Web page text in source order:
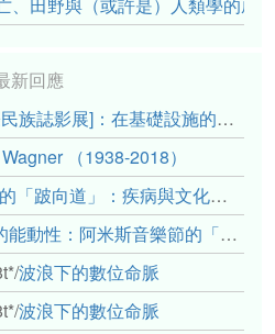
新回應
展]：在基礎設施的邊緣，聆聽人的呼吸
（1938-2018）
向道」：疾病與文化象徵的轉變舉例
動性：阿米斯音樂節的「對話觀察」
/波浪下的數位命脈
/波浪下的數位命脈